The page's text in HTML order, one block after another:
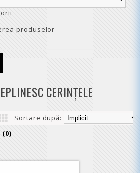
produselor
CERINŢELE
Sortare după: